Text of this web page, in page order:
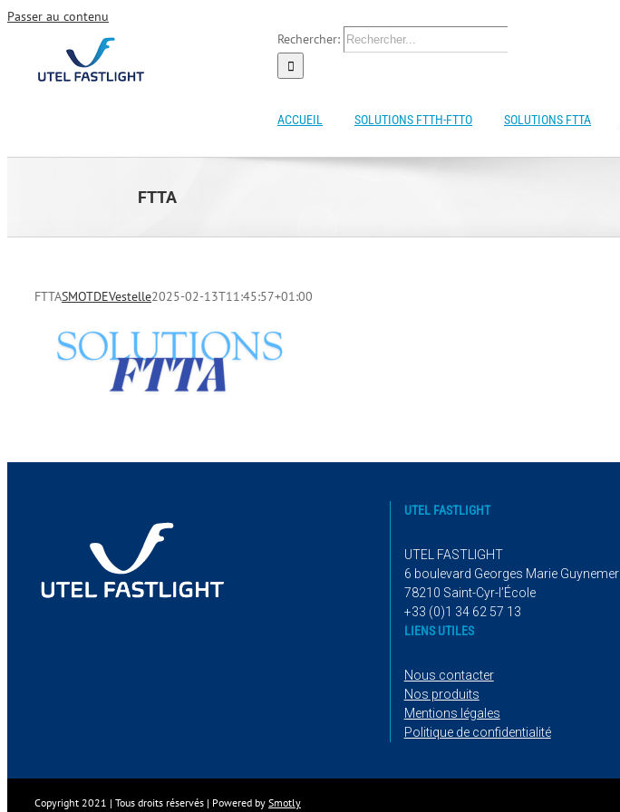
Passer au contenu
Rechercher:
ACCUEIL SOLUTIONS FTTH-FTTO SOLUTIONS FTTA
FTTA
FTTASMOTDEVestelle2025-02-13T11:45:57+01:00
UTEL FASTLIGHT
UTEL FASTLIGHT
6 boulevard Georges Marie Guynemer
78210 Saint-Cyr-l’École
+33 (0)1 34 62 57 13
LIENS UTILES
Nous contacter
Nos produits
Mentions légales
Politique de confidentialité
Copyright 2021 | Tous droits réservés | Powered by Smotly